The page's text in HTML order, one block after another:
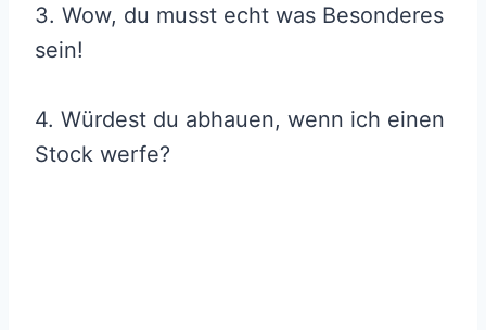
3. Wow, du musst echt was Besonderes
sein!
4. Würdest du abhauen, wenn ich einen
Stock werfe?